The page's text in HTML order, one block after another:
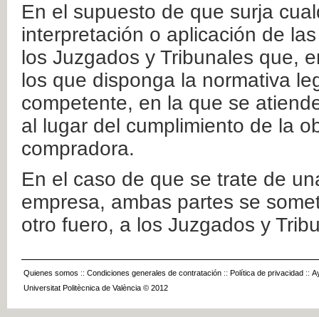
En el supuesto de que surja
interpretación o aplicación de
los Juzgados y Tribunales que,
los que disponga la normativa
competente, en la que se
al lugar del cumplimiento de la
compradora.
En el caso de que se trate de
empresa, ambas partes se
otro fuero, a los Juzgados y
Quienes somos :: Condiciones generales de contratación :: Política de privacidad ::
Universitat Politècnica de València © 2012